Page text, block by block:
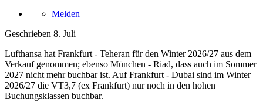
Melden
Geschrieben 8. Juli
Lufthansa hat Frankfurt - Teheran für den Winter 2026/27 aus dem
Verkauf genommen; ebenso München - Riad, dass auch im Sommer
2027 nicht mehr buchbar ist. Auf Frankfurt - Dubai sind im Winter
2026/27 die VT3,7 (ex Frankfurt) nur noch in den hohen
Buchungsklassen buchbar.